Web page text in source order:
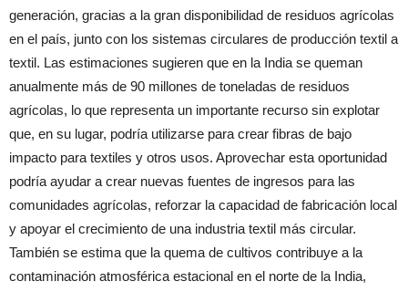
generación, gracias a la gran disponibilidad de residuos agrícolas
en el país, junto con los sistemas circulares de producción textil a
textil. Las estimaciones sugieren que en la India se queman
anualmente más de 90 millones de toneladas de residuos
agrícolas, lo que representa un importante recurso sin explotar
que, en su lugar, podría utilizarse para crear fibras de bajo
impacto para textiles y otros usos. Aprovechar esta oportunidad
podría ayudar a crear nuevas fuentes de ingresos para las
comunidades agrícolas, reforzar la capacidad de fabricación local
y apoyar el crecimiento de una industria textil más circular.
También se estima que la quema de cultivos contribuye a la
contaminación atmosférica estacional en el norte de la India,